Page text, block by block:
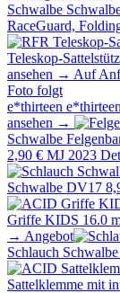
Schwalbe
RaceGuard,
Teleskop-
ansehen → Auf
Foto folgt
e*thirteen
ansehen →
Schwalbe
2,90 € MJ 2023
Schwalbe DV17
Griffe KIDS 16.0
→ Angebot
Schlauch
Sattelklemme mit